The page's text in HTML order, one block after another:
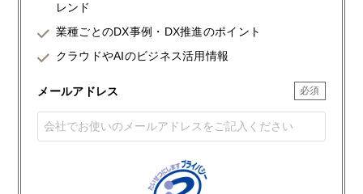
レンド
業種ごとのDX事例・DX推進のポイント
クラウドやAIのビジネス活用情報
メールアドレス